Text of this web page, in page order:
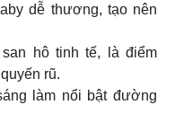
dễ thương, tạo nên
hô tinh tế, là điểm
rũ.
làm nổi bật đường